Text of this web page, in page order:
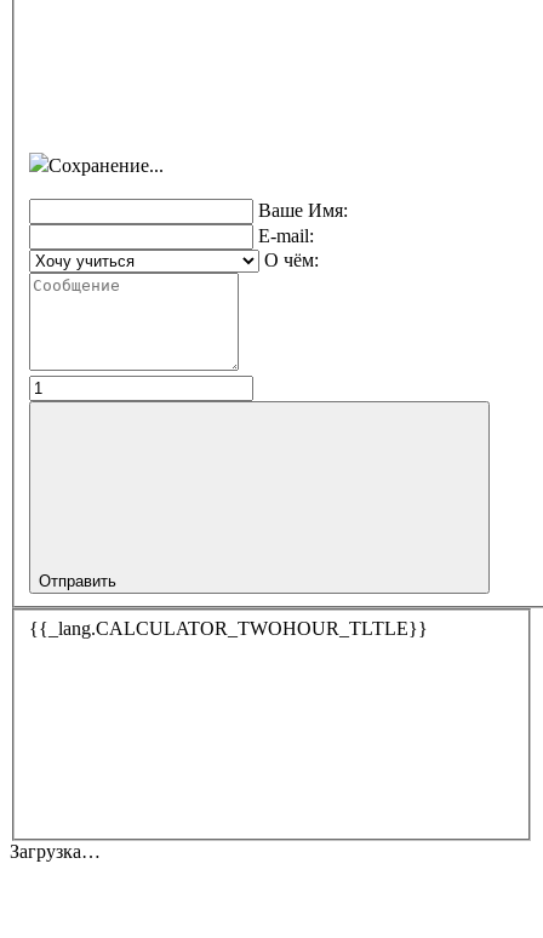
Сохранение...
Ваше Имя:
E-mail:
О чём:
Отправить
{{_lang.CALCULATOR_TWOHOUR_TLTLE}}
Загрузка…